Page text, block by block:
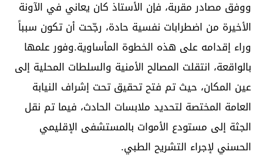
ووفق مصادر مقربة، فإن الأستاذ كان يعاني في الآونة
الأخيرة من اضطرابات نفسية حادة، رجّحت أن تكون سبباً
وراء إقدامه على هذه الخطوة المأساوية.وفور علمها
بالواقعة، انتقلت المصالح الأمنية والسلطات المحلية إلى
عين المكان، حيث تم فتح تحقيق تحت إشراف النيابة
العامة المختصة لتحديد ملابسات الحادث، فيما تم نقل
الجثة إلى مستودع الأموات بالمستشفى الإقليمي
الحسني لإجراء التشريح الطبي.